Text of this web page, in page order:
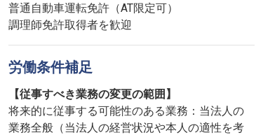
普通自動車運転免許（AT限定可）
調理師免許取得者を歓迎
労働条件補足
【従事すべき業務の変更の範囲】
将来的に従事する可能性のある業務：当法人の
業務全般（当法人の経営状況や本人の適性を考